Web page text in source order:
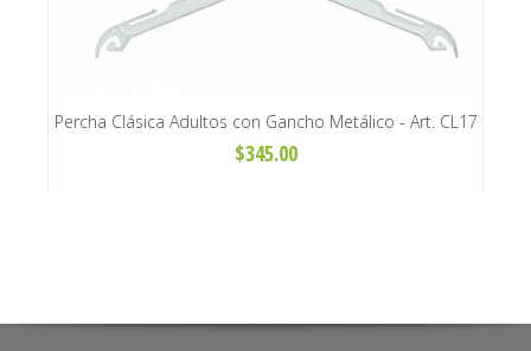
Percha Clásica Adultos con Gancho Metálico - Art. CL17
$345.00